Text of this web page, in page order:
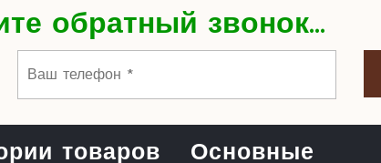
обратный звонок...
товаров Основные